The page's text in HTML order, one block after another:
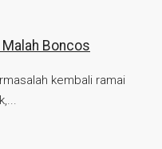
Boncos
kembali ramai